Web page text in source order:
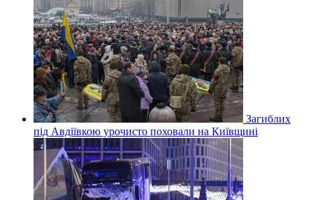
Загиблих
під Авдіївкою урочисто поховали на Київщині